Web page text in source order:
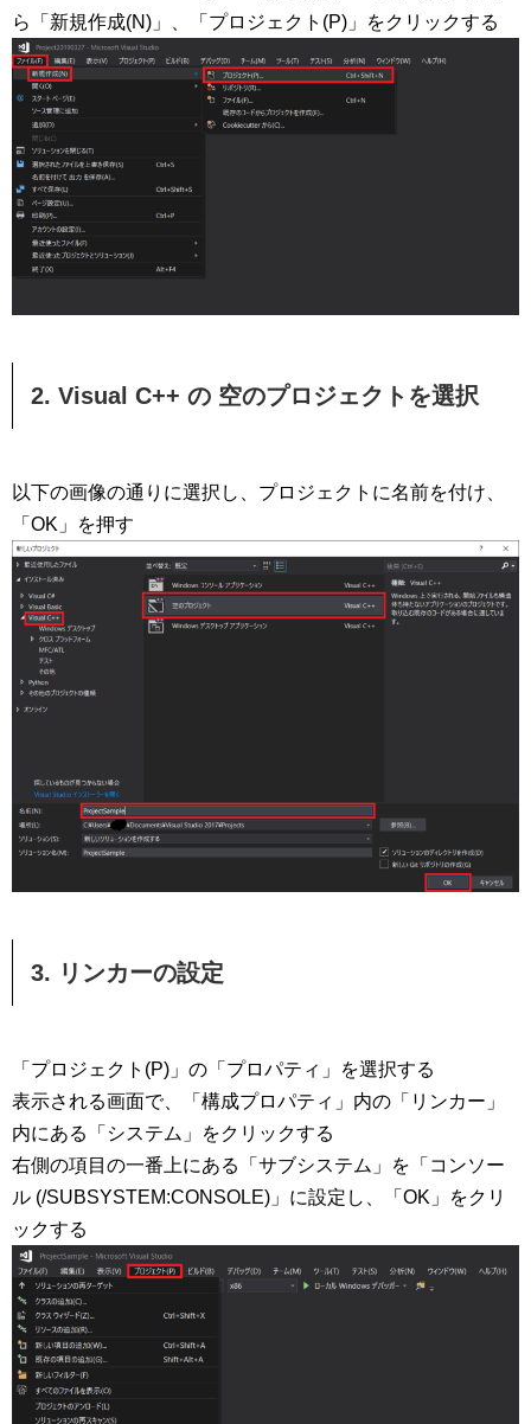
ら「新規作成(N)」、「プロジェクト(P)」をクリックする
2. Visual C++ の 空のプロジェクトを選択
以下の画像の通りに選択し、プロジェクトに名前を付け、
「OK」を押す
3. リンカーの設定
「プロジェクト(P)」の「プロパティ」を選択する
表示される画面で、「構成プロパティ」内の「リンカー」
内にある「システム」をクリックする
右側の項目の一番上にある「サブシステム」を「コンソー
ル (/SUBSYSTEM:CONSOLE)」に設定し、「OK」をクリ
ックする